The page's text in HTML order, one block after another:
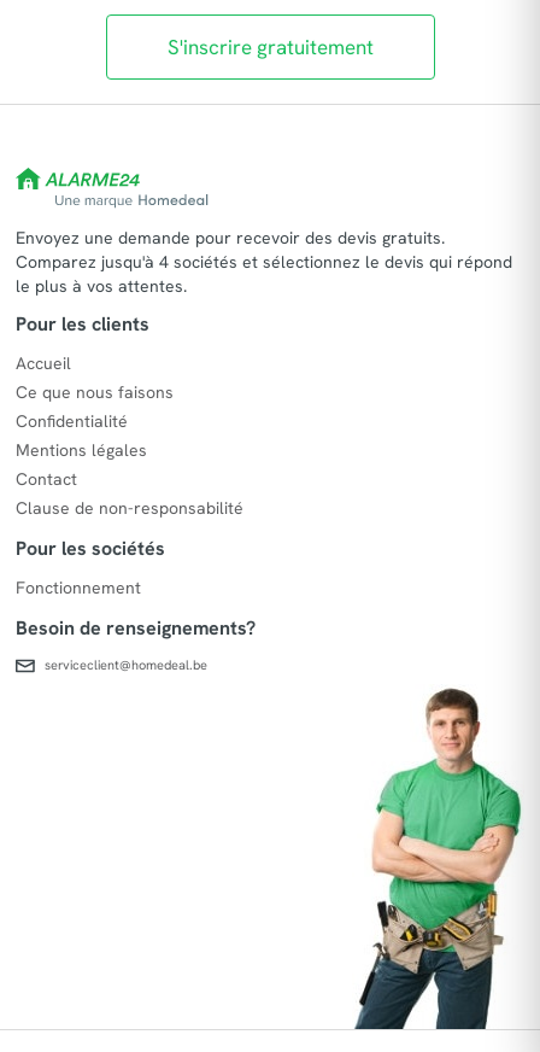
S'inscrire gratuitement
Envoyez une demande pour recevoir des devis gratuits.
Comparez jusqu'à 4 sociétés et sélectionnez le devis qui répond
le plus à vos attentes.
Pour les clients
Accueil
Ce que nous faisons
Confidentialité
Mentions légales
Contact
Clause de non-responsabilité
Pour les sociétés
Fonctionnement
Besoin de renseignements?
serviceclient@homedeal.be